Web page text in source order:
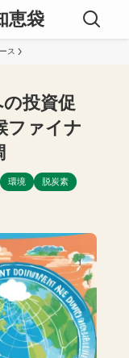
恵袋
ス
投資促
ファイナ
環境 脱炭素